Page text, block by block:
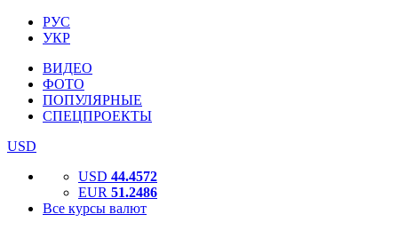
РУС
УКР
ВИДЕО
ФОТО
ПОПУЛЯРНЫЕ
СПЕЦПРОЕКТЫ
USD
USD 44.4572
EUR 51.2486
Все курсы валют